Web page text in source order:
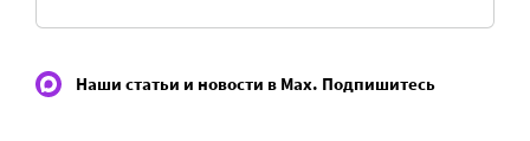
Наши статьи и новости в Max. Подпишитесь